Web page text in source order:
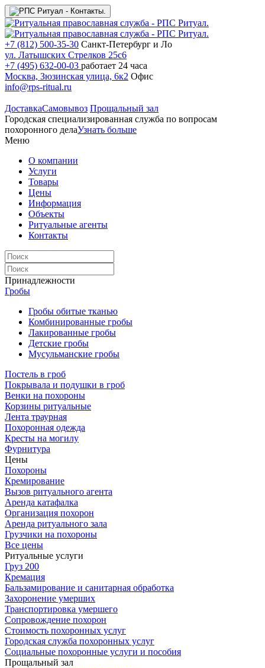
+7 (812) 500-35-30 Санкт-Петербург и Ло
ул. Латышских Стрелков 25с6
+7 (495) 632-00-03 работает 24 часа
Москва, Зюзинская улица, 6к2 Офис
info@rps-ritual.ru
ДоставкаСамовывоз Прощальный зал
Городская специализированная служба по вопросам
похоронного делаУзнать больше
Меню
О компании
Услуги
Товары
Цены
Информация
Объекты
Ритуальные агенты
Контакты
Принадлежности
Гробы
Гробы обитые тканью
Комбинированные гробы
Лакированные гробы
Детские гробы
Мусульманские гробы
Постель в гроб
Покрывала и подушки в гроб
Венки на похороны
Корзины ритуальные
Лента траурная
Похоронная одежда
Кресты на могилу
Фурнитура
Цены
Похороны
Кремирование
Вызов ритуального агента
Аренда катафалка
Организация похорон
Аренда ритуального зала
Грузчики на похороны
Все цены
Ритуальные услуги
Груз 200
Кремация
Бальзамирование и санитарная обработка
Захоронение умерших
Транспортировка умершего
Сопровождение похорон
Стоимость похоронных услуг
Городская служба похоронных услуг
Социальные похоронные услуги и пособия
Прощальный зал